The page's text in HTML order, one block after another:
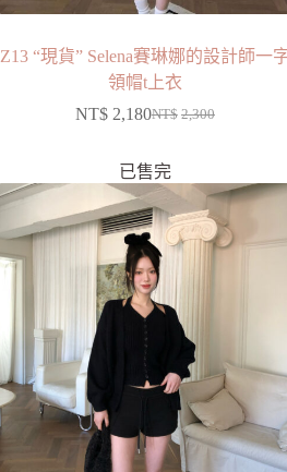
Z13 “現貨” Selena賽琳娜的設計師一
領帽t上衣
NT$ 2,300
NT$ 2,180
已售完